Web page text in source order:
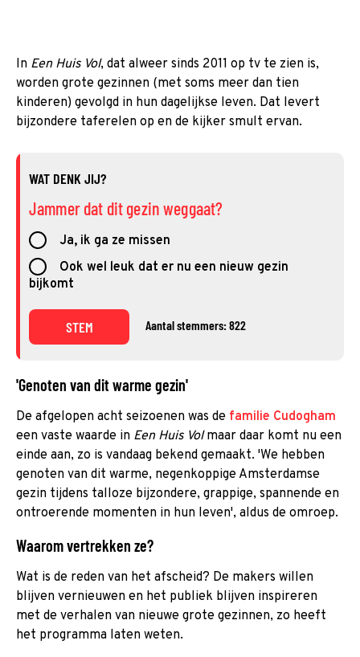
In Een Huis Vol, dat alweer sinds 2011 op tv te zien is,
worden grote gezinnen (met soms meer dan tien
kinderen) gevolgd in hun dagelijkse leven. Dat levert
bijzondere taferelen op en de kijker smult ervan.
WAT DENK JIJ?
Jammer dat dit gezin weggaat?
Ja, ik ga ze missen
Ook wel leuk dat er nu een nieuw gezin
bijkomt
STEM Aantal stemmers: 822
'Genoten van dit warme gezin'
De afgelopen acht seizoenen was de familie Cudogham
een vaste waarde in Een Huis Volmaar daar komt nu een
einde aan, zo is vandaag bekend gemaakt. 'We hebben
genoten van dit warme, negenkoppige Amsterdamse
gezin tijdens talloze bijzondere, grappige, spannende en
ontroerende momenten in hun leven', aldus de omroep.
Waarom vertrekken ze?
Wat is de reden van het afscheid? De makers willen
blijven vernieuwen en het publiek blijven inspireren
met de verhalen van nieuwe grote gezinnen, zo heeft
het programma laten weten.